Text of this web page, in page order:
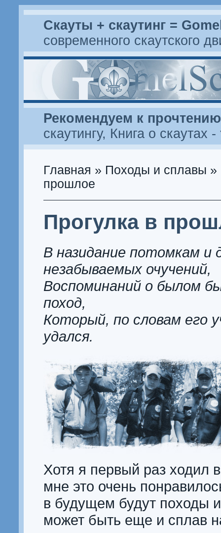
Скауты + скаутинг =
современного скаутского
Рекомендуем к прочтению
скаутингу, Книга о скаутах -
Главная » Походы и сплавы »
прошлое
Прогулка в
В назидание потомкам и
незабываемых очучений,
Воспоминаний о былом
поход,
Который, по словам его
удался.
Хотя я первый раз ходил
мне это очень
в будущем будут походы
может быть еще и сплав